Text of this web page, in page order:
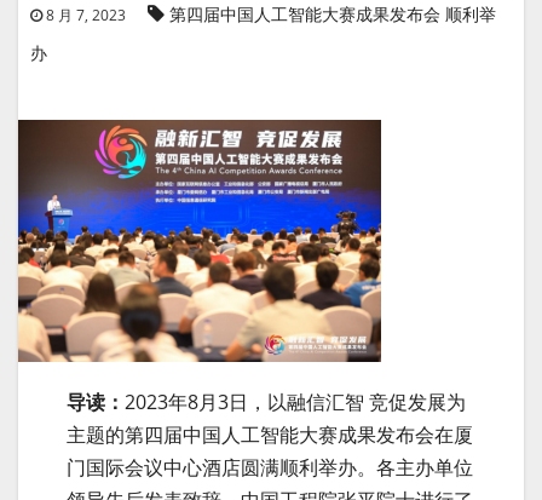
8 月 7, 2023
第四届中国人工智能大赛成果发布会 顺利举
办
导读： 2023年8月3日，以融信汇智 竞促发展为
主题的第四届中国人工智能大赛成果发布会在厦
门国际会议中心酒店圆满顺利举办。各主办单位